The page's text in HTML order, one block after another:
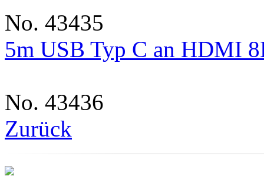
No. 43435
5m USB Typ C an HDMI
No. 43436
Zurück